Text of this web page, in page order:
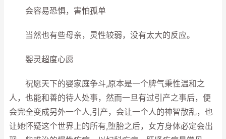
会容易恐惧，害怕孤单
当然也有些母亲，灵性较弱，没有太大的反应。
婴灵超度心愿
祝愿天下的婴家庭争斗,原本是一个脾气秉性温和之
人，也能和善的待人处事，然而一旦有过引产之事后，便
会完全变成另外一个人,引产，会让一个人的神智散乱，也
让她怀疑这个世界上的所有,堕胎之后，女方身体必定会出